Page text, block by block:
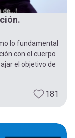
lo fundamental
con el cuerpo
el objetivo de
181